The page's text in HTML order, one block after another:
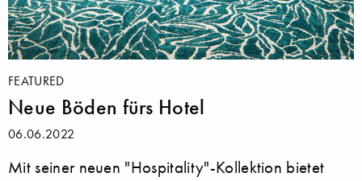
FEATURED
Neue Böden fürs Hotel
06.06.2022
Mit seiner neuen "Hospitality"-Kollektion bietet